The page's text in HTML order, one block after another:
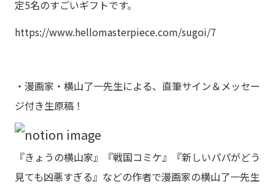
定5名のすごいギフトです。
https://www.hellomasterpiece.com/sugoi/7
・漫画家・横山了一先生による、直筆サイン＆メッセー
ジ付き生原稿！
『きょうの横山家』『戦国コミケ』『新しいパパがどう
見ても凶悪すぎる』などの作者で漫画家の横山了一先生